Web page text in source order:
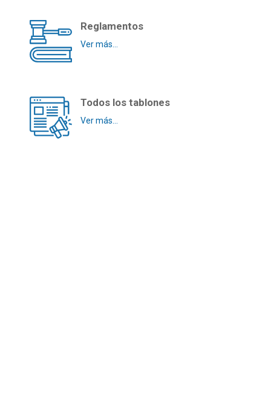
Reglamentos
Ver más...
Todos los tablones
Ver más...